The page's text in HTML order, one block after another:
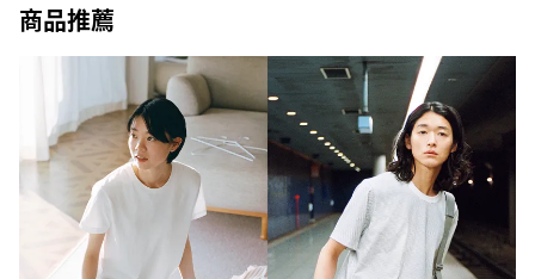
商品推薦